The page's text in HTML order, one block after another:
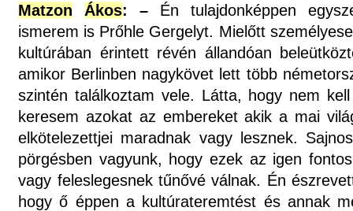
Matzon
Ákos: – Én tulajdonképpen
ismerem is Prőhle Gergelyt. Mielőtt
kultúrában érintett révén állandóan
amikor Berlinben nagykövet lett több
szintén találkoztam vele. Látta, hogy nem
keresem azokat az embereket akik a mai
elkötelezettjei maradnak vagy lesznek.
pörgésben vagyunk, hogy ezek az igen
vagy feleslegesnek tűnővé válnak. Én
hogy ő éppen a kultúrateremtést és annak